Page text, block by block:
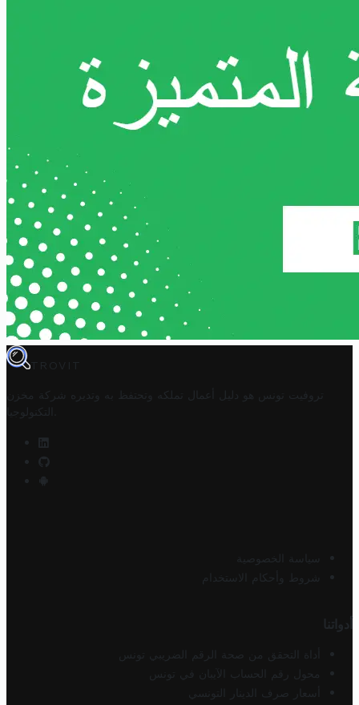
TROVIT
تروفيت تونس هو دليل أعمال تملكه وتحتفظ به وتديره
شركة مخزن
التكنولوجيا
سياسة الخصوصية
شروط وأحكام الاستخدام
أدواتنا
أداة التحقق من صحة الرقم الضريبي تونس
محول رقم الحساب الآيبان في تونس
أسعار صرف الدينار التونسي